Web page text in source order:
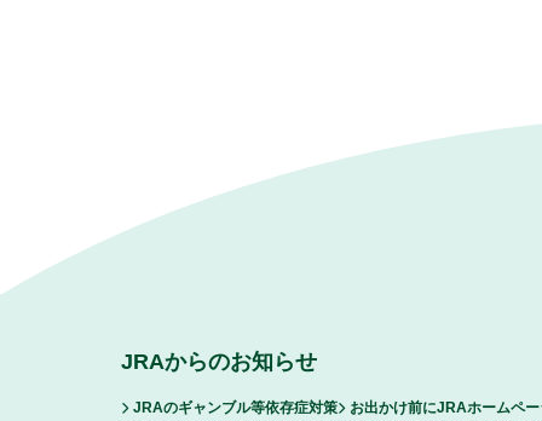
JRAからのお知らせ
JRAのギャンブル等依存症対策
お出かけ前にJRAホームペ